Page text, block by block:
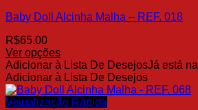
Baby Doll Alcinha Malha – REF. 018
R$65.00
Ver opções
Este
produto
tem
várias
Adicionar à Lista De DesejosJá está
Adicionar à Lista De Desejos
Visualização Rápida